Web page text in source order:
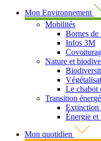
Mon Environnement
Mobilités
Bornes de
Infos 3M
Nature et
Le chabot
Transition
Extinction
Énergie et
Mon quotidien